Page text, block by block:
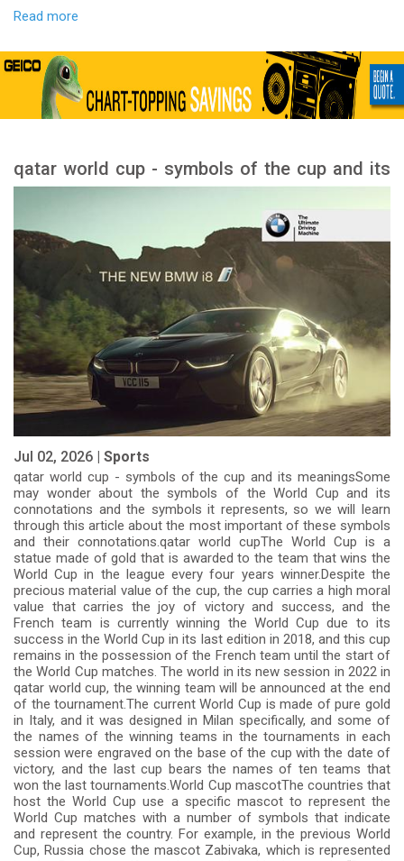
Read more
qatar world cup - symbols of the cup and its
Jul 02, 2026 | Sports
qatar world cup - symbols of the cup and its meaningsSome
may wonder about the symbols of the World Cup and its
connotations and the symbols it represents, so we will learn
through this article about the most important of these symbols
and their connotations.qatar world cupThe World Cup is a
statue made of gold that is awarded to the team that wins the
World Cup in the league every four years winner.Despite the
precious material value of the cup, the cup carries a high moral
value that carries the joy of victory and success, and the
French team is currently winning the World Cup due to its
success in the World Cup in its last edition in 2018, and this cup
remains in the possession of the French team until the start of
the World Cup matches. The world in its new session in 2022 in
qatar world cup, the winning team will be announced at the end
of the tournament.The current World Cup is made of pure gold
in Italy, and it was designed in Milan specifically, and some of
the names of the winning teams in the tournaments in each
session were engraved on the base of the cup with the date of
victory, and the last cup bears the names of ten teams that
won the last tournaments.World Cup mascotThe countries that
host the World Cup use a specific mascot to represent the
World Cup matches with a number of symbols that indicate
and represent the country. For example, in the previous World
Cup, Russia chose the mascot Zabivaka, which is represented